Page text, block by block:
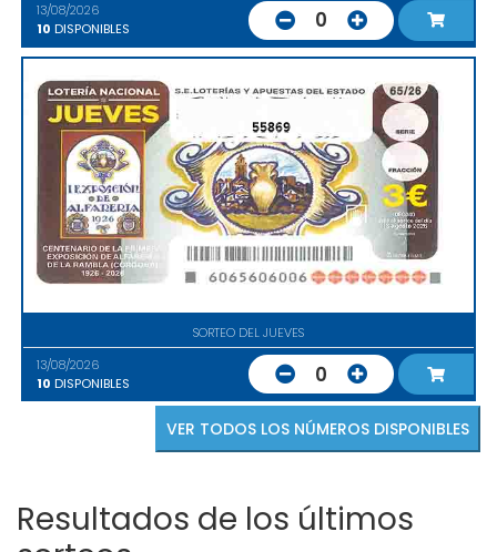
13/08/2026
10 DISPONIBLES 0
55869
SORTEO DEL JUEVES
13/08/2026
10 DISPONIBLES 0
VER TODOS LOS NÚMEROS DISPONIBLES
Resultados de los últimos